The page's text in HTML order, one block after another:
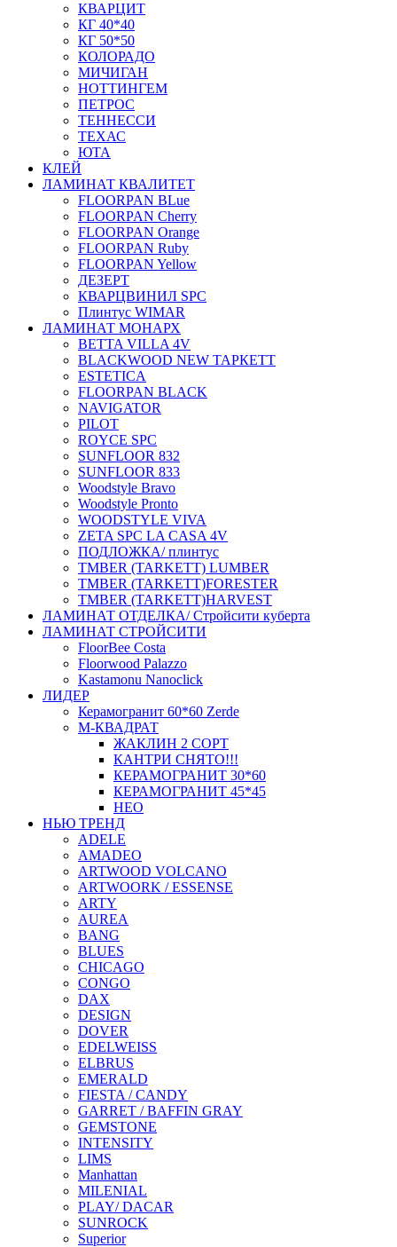
КВАРЦИТ
КГ 40*40
КГ 50*50
КОЛОРАДО
МИЧИГАН
НОТТИНГЕМ
ПЕТРОС
ТЕННЕССИ
ТЕХАС
ЮТА
КЛЕЙ
ЛАМИНАТ КВАЛИТЕТ
FLOORPAN BLue
FLOORPAN Cherry
FLOORPAN Orange
FLOORPAN Ruby
FLOORPAN Yellow
ДЕЗЕРТ
КВАРЦВИНИЛ SPC
Плинтус WIMAR
ЛАМИНАТ МОНАРХ
BETTA VILLA 4V
BLACKWOOD NEW ТАРКЕТТ
ESTETICA
FLOORPAN BLACK
NAVIGATOR
PILOT
ROYCE SPC
SUNFLOOR 832
SUNFLOOR 833
Woodstyle Bravo
Woodstyle Pronto
WOODSTYLE VIVA
ZETA SPC LA CASA 4V
ПОДЛОЖКА/ плинтус
ТMBER (TARKETT) LUMBER
ТMBER (TARKETT)FORESTER
ТMBER (TARKETT)HARVEST
ЛАМИНАТ ОТДЕЛКА/ Стройсити куберта
ЛАМИНАТ СТРОЙСИТИ
FloorBee Costa
Floorwood Palazzo
Kastamonu Nanoclick
ЛИДЕР
Керамогранит 60*60 Zerde
М-КВАДРАТ
ЖАКЛИН 2 СОРТ
КАНТРИ СНЯТО!!!
КЕРАМОГРАНИТ 30*60
КЕРАМОГРАНИТ 45*45
НЕО
НЬЮ ТРЕНД
ADELE
AMADEO
ARTWOOD VOLCANO
ARTWOORK / ESSENSE
ARTY
AUREA
BANG
BLUES
CHICAGO
CONGO
DAX
DESIGN
DOVER
EDELWEISS
ELBRUS
EMERALD
FIESTA / CANDY
GARRET / BAFFIN GRAY
GEMSTONE
INTENSITY
LIMS
Manhattan
MILENIAL
PLAY/ DACAR
SUNROCK
Superior